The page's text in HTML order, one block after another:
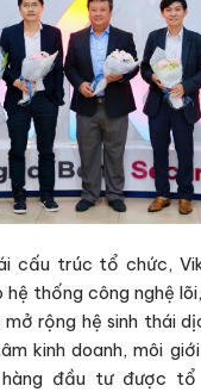
cấu trúc tổ chức,
hệ thống công nghệ
mở rộng hệ sinh thái
kinh doanh, môi
hàng đầu tư được